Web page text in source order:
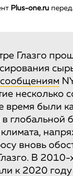
Plus-one.ru
Глазго
сообщениям
несколько
время были
глобальной
вновь
В 2010-
к 2020